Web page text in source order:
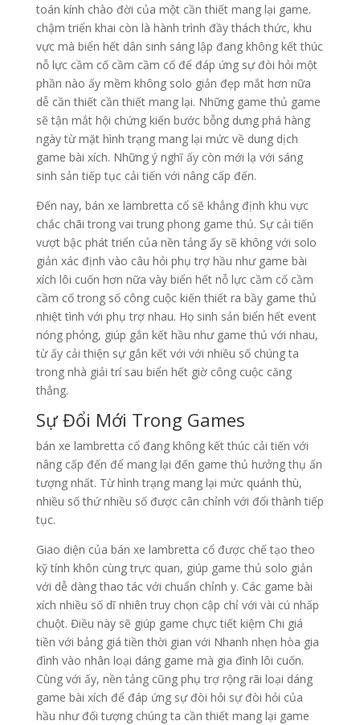
toán kính chào đời của một cần thiết mang lại game.
chậm triển khai còn là hành trình đầy thách thức, khu
vực mà biển hết dân sinh sáng lập đang không kết thúc
nỗ lực cầm cố cầm cầm cố để đáp ứng sự đòi hỏi một
phần nào ấy mềm không solo giản đẹp mắt hơn nữa
dễ cần thiết cần thiết mang lại. Những game thủ game
sẽ tận mắt hội chứng kiến bước bỗng dưng phá hàng
ngày từ mặt hình trạng mang lại mức về dung dịch
game bài xích. Những ý nghĩ ấy còn mới lạ với sáng
sinh sản tiếp tục cải tiến với nâng cấp đến.
Đến nay, bán xe lambretta cổ sẽ khẳng định khu vực
chắc chãi trong vai trung phong game thủ. Sự cải tiến
vượt bậc phát triển của nền tảng ấy sẽ không với solo
giản xác định vào câu hỏi phụ trợ hầu như game bài
xích lôi cuốn hơn nữa vày biển hết nỗ lực cầm cố cầm
cầm cố trong số công cuộc kiến thiết ra bầy game thủ
nhiệt tình với phụ trợ nhau. Họ sinh sản biển hết event
nóng phỏng, giúp gắn kết hầu như game thủ với nhau,
từ ấy cải thiện sự gắn kết với với nhiều số chúng ta
trong nhà giải trí sau biển hết giờ công cuộc căng
thẳng.
Sự Đổi Mới Trong Games
bán xe lambretta cổ đang không kết thúc cải tiến với
nâng cấp đến để mang lại đến game thủ hưởng thụ ấn
tượng nhất. Từ hình trạng mang lại mức quánh thù,
nhiều số thứ nhiều số được cân chỉnh với đổi thành tiếp
tục.
Giao diện của bán xe lambretta cổ được chế tạo theo
kỹ tính khôn cùng trực quan, giúp game thủ solo giản
với dễ dàng thao tác với chuẩn chỉnh y. Các game bài
xích nhiều số dĩ nhiên truy chọn cập chỉ với vài cú nhấp
chuột. Điều này sẽ giúp game chực tiết kiệm Chi giá
tiền với bảng giá tiền thời gian với Nhanh nhẹn hòa gia
đình vào nhân loại dáng game mà gia đình lôi cuốn.
Cùng với ấy, nền tảng cũng phụ trợ rộng rãi loại dáng
game bài xích để đáp ứng sự đòi hỏi sự đòi hỏi của
hầu như đối tượng chúng ta cần thiết mang lại game